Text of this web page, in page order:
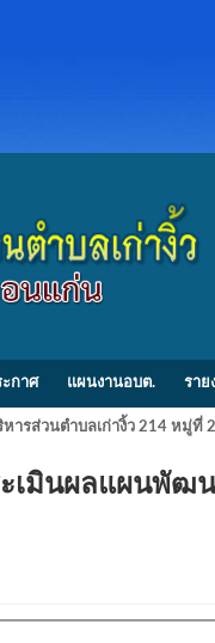
ะกาศ แผนงานอบต. ราย
หารส่วนตำบลเก่างิ้ว 214 หมู่ที่
เมินผลแผนพัฒ